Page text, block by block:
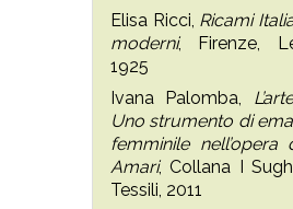
Elisa Ricci, Ricami
moderni, Firenze,
1925
Ivana Palomba,
Uno strumento di
femminile nell’opera
Amari, Collana I
Tessili, 2011